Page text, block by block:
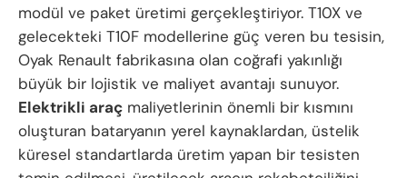
modül ve paket üretimi gerçekleştiriyor. T10X ve
gelecekteki T10F modellerine güç veren bu tesisin,
Oyak Renault fabrikasına olan coğrafi yakınlığı
büyük bir lojistik ve maliyet avantajı sunuyor.
Elektrikli araç maliyetlerinin önemli bir kısmını
oluşturan bataryanın yerel kaynaklardan, üstelik
küresel standartlarda üretim yapan bir tesisten